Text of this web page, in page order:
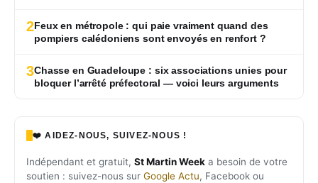
2Feux en métropole : qui paie vraiment quand des
pompiers calédoniens sont envoyés en renfort ?
3Chasse en Guadeloupe : six associations unies pour
bloquer l’arrêté préfectoral — voici leurs arguments
❤️ AIDEZ-NOUS, SUIVEZ-NOUS !
Indépendant et gratuit, St Martin Week a besoin de votre
soutien : suivez-nous sur Google Actu, Facebook ou